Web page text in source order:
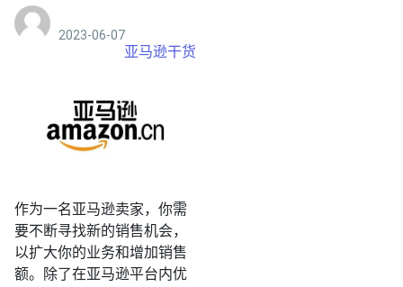
2023-06-07
亚马逊干货
作为一名亚马逊卖家，你需
要不断寻找新的销售机会，
以扩大你的业务和增加销售
额。除了在亚马逊平台内优